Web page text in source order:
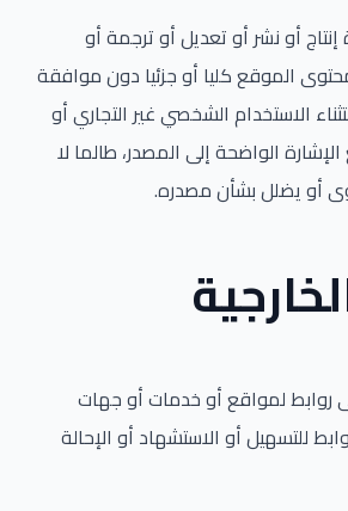
أو نشر أو تعديل أو ترجمة أو
الموقع كليا أو جزئيا دون موافقة
الاستخدام الشخصي غير التجاري أو
الواضحة إلى المصدر، طالما لا
أو يضلل بشأن مصدره.
روابط لمواقع أو خدمات أو جهات
للتسهيل أو الاستشهاد أو الإحالة